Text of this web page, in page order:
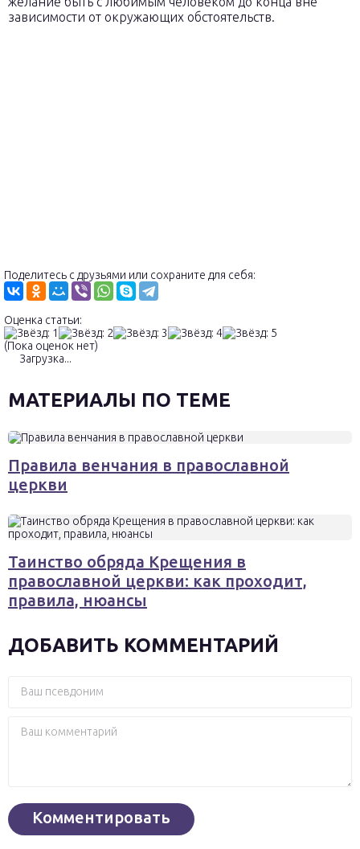
зависимости от окружающих обстоятельств.
Поделитесь с друзьями или сохраните для себя:
Оценка статьи:
(Пока оценок нет)
Загрузка...
МАТЕРИАЛЫ ПО ТЕМЕ
Правила венчания в православной
церкви
Таинство обряда Крещения в
православной церкви: как проходит,
правила, нюансы
ДОБАВИТЬ КОММЕНТАРИЙ